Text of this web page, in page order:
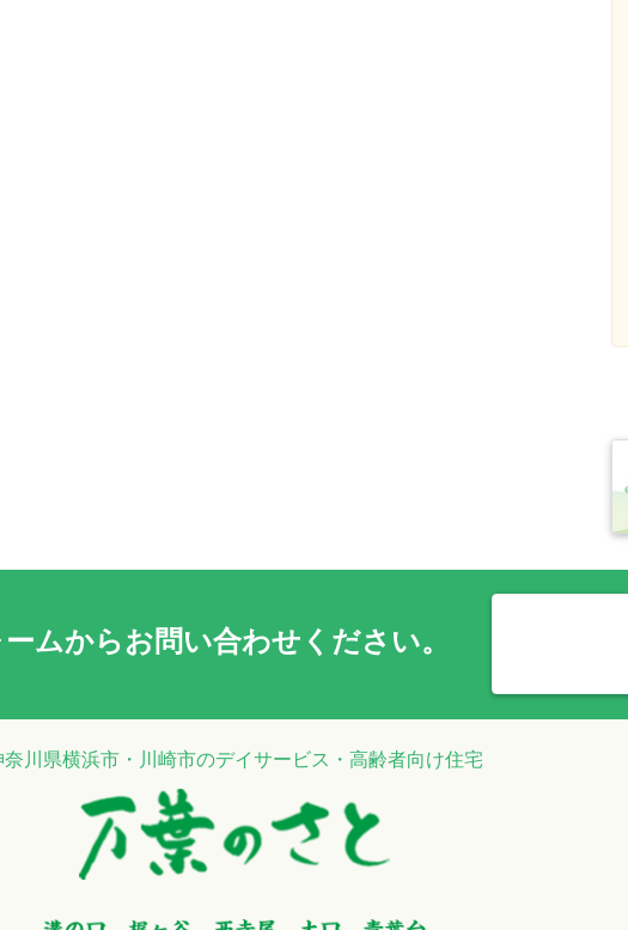
ムからお問い合わせください。
奈川県横浜市・川崎市のデイサービス・高齢者向け住宅